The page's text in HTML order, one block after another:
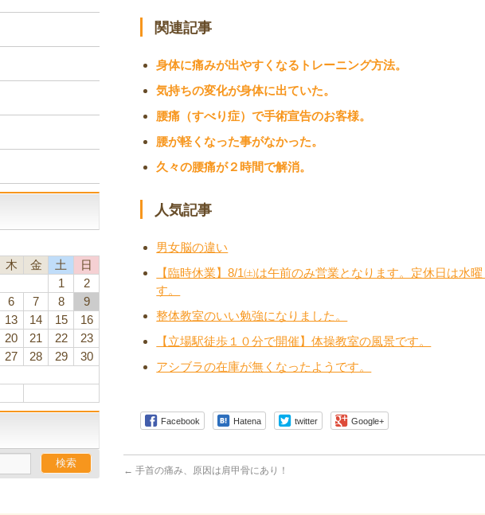
関連記事
身体に痛みが出やすくなるトレーニング方法。
気持ちの変化が身体に出ていた。
腰痛（すべり症）で手術宣告のお客様。
腰が軽くなった事がなかった。
久々の腰痛が２時間で解消。
人気記事
男女脳の違い
【臨時休業】8/1㈯は午前のみ営業となります。定休日は水
す。
整体教室のいい勉強になりました。
【立場駅徒歩１０分で開催】体操教室の風景です。
アシブラの在庫が無くなったようです。
Facebook Hatena twitter Google+
← 手首の痛み、原因は肩甲骨にあり！
木 金 土 日
1
2
6 7 8
9
13 14 15
16
20 21 22
23
27 28 29
30